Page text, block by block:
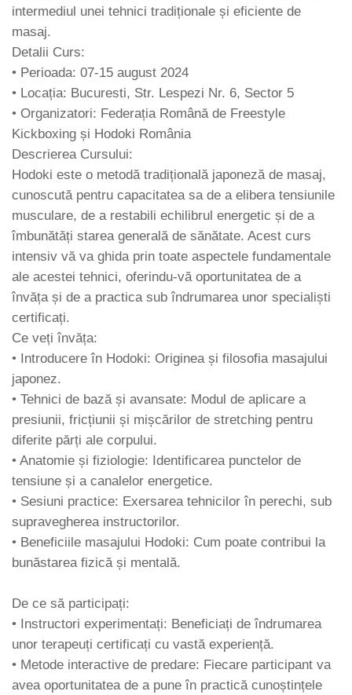
intermediul unei tehnici tradiționale și eficiente de
masaj.
Detalii Curs:
• Perioada: 07-15 august 2024
• Locația: Bucuresti, Str. Lespezi Nr. 6, Sector 5
• Organizatori: Federația Română de Freestyle
Kickboxing și Hodoki România
Descrierea Cursului:
Hodoki este o metodă tradițională japoneză de masaj,
cunoscută pentru capacitatea sa de a elibera tensiunile
musculare, de a restabili echilibrul energetic și de a
îmbunătăți starea generală de sănătate. Acest curs
intensiv vă va ghida prin toate aspectele fundamentale
ale acestei tehnici, oferindu-vă oportunitatea de a
învăța și de a practica sub îndrumarea unor specialiști
certificați.
Ce veți învăța:
• Introducere în Hodoki: Originea și filosofia masajului
japonez.
• Tehnici de bază și avansate: Modul de aplicare a
presiunii, fricțiunii și mișcărilor de stretching pentru
diferite părți ale corpului.
• Anatomie și fiziologie: Identificarea punctelor de
tensiune și a canalelor energetice.
• Sesiuni practice: Exersarea tehnicilor în perechi, sub
supravegherea instructorilor.
• Beneficiile masajului Hodoki: Cum poate contribui la
bunăstarea fizică și mentală.
De ce să participați:
• Instructori experimentați: Beneficiați de îndrumarea
unor terapeuți certificați cu vastă experiență.
• Metode interactive de predare: Fiecare participant va
avea oportunitatea de a pune în practică cunoștințele